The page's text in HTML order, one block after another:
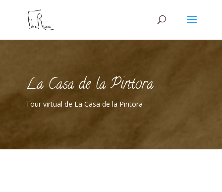
La Casa de la Pintora
Tour virtual de La Casa de la Pintora